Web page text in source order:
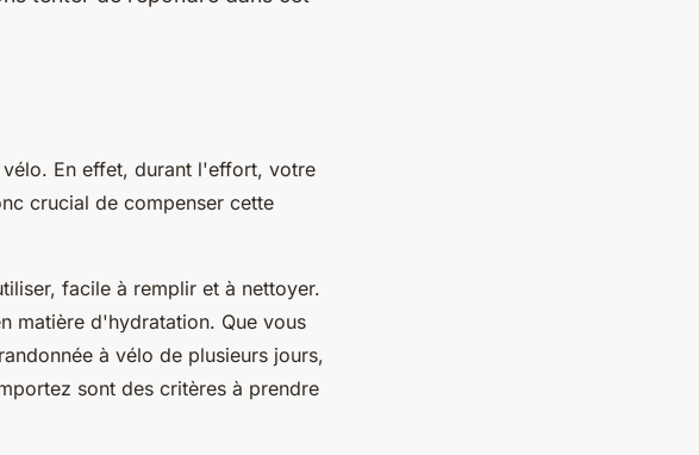
En effet, durant l'effort, votre
crucial de compenser cette
facile à remplir et à nettoyer.
matière d'hydratation. Que vous
à vélo de plusieurs jours,
sont des critères à prendre